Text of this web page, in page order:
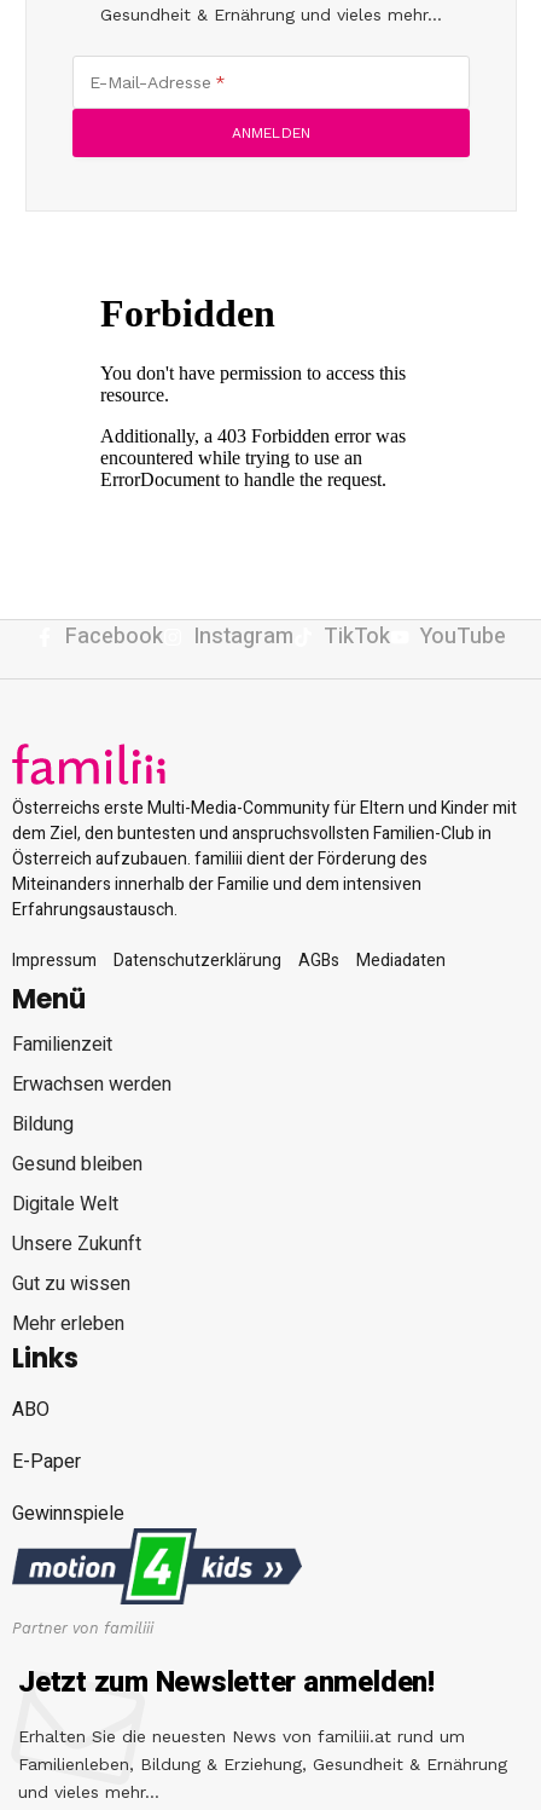
Gesundheit & Ernährung und vieles mehr...
E-Mail-Adresse
Facebook Instagram TikTok YouTube
Österreichs erste Multi-Media-Community für Eltern und Kinder mit
dem Ziel, den buntesten und anspruchsvollsten Familien-Club in
Österreich aufzubauen. familiii dient der Förderung des
Miteinanders innerhalb der Familie und dem intensiven
Erfahrungsaustausch.
Impressum
Datenschutzerklärung AGBs Mediadaten
Menü
Familienzeit
Erwachsen werden
Bildung
Gesund bleiben
Digitale Welt
Unsere Zukunft
Gut zu wissen
Mehr erleben
Links
ABO
E-Paper
Gewinnspiele
Partner von familiii
Jetzt zum Newsletter anmelden!
Erhalten Sie die neuesten News von familiii.at rund um
Familienleben, Bildung & Erziehung, Gesundheit & Ernährung
und vieles mehr...